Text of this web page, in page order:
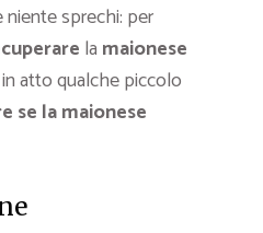
sprechi: per
la maionese
atto qualche piccolo
se la maionese